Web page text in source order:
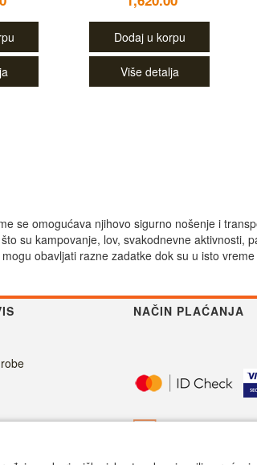
Dodaj u korpu
Više detalja
se omogućava njihovo sigurno nošenje i
su kampovanje, lov, svakodnevne aktivnosti,
obavljati razne zadatke dok su u isto
NAČIN PLAĆANJA